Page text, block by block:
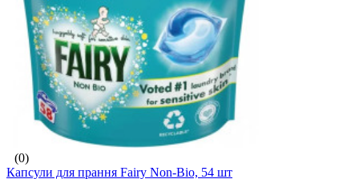
(0)
Капсули для прання Fairy Non-Bio, 54 шт